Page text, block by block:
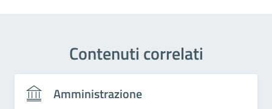
Contenuti correlati
Amministrazione